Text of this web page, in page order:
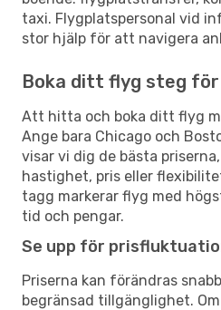
taxi. Flygplatspersonal vid
stor hjälp för att navigera
Boka ditt flyg steg
Att hitta och boka ditt flyg
Ange bara Chicago och
visar vi dig de bästa
hastighet, pris eller
tagg markerar flyg med
tid och pengar.
Se upp för
Priserna kan förändras
begränsad tillgänglighet.